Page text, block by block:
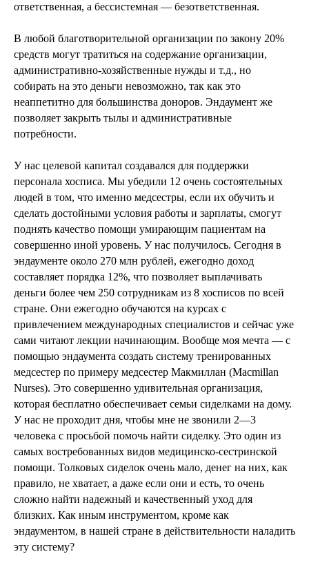
ответственная, а бессистемная — безответственная.
В любой благотворительной организации по закону 20%
средств могут тратиться на содержание организации,
административно-хозяйственные нужды и т.д., но
собирать на это деньги невозможно, так как это
неаппетитно для большинства доноров. Эндаумент же
позволяет закрыть тылы и административные
потребности.
У нас целевой капитал создавался для поддержки
персонала хосписа. Мы убедили 12 очень состоятельных
людей в том, что именно медсестры, если их обучить и
сделать достойными условия работы и зарплаты, смогут
поднять качество помощи умирающим пациентам на
совершенно иной уровень. У нас получилось. Сегодня в
эндаументе около 270 млн рублей, ежегодно доход
составляет порядка 12%, что позволяет выплачивать
деньги более чем 250 сотрудникам из 8 хосписов по всей
стране. Они ежегодно обучаются на курсах с
привлечением международных специалистов и сейчас уже
сами читают лекции начинающим. Вообще моя мечта — с
помощью эндаумента создать систему тренированных
медсестер по примеру медсестер Макмиллан (Macmillan
Nurses). Это совершенно удивительная организация,
которая бесплатно обеспечивает семьи сиделками на дому.
У нас не проходит дня, чтобы мне не звонили 2—3
человека с просьбой помочь найти сиделку. Это один из
самых востребованных видов медицинско-сестринской
помощи. Толковых сиделок очень мало, денег на них, как
правило, не хватает, а даже если они и есть, то очень
сложно найти надежный и качественный уход для
близких. Как иным инструментом, кроме как
эндаументом, в нашей стране в действительности наладить
эту систему?